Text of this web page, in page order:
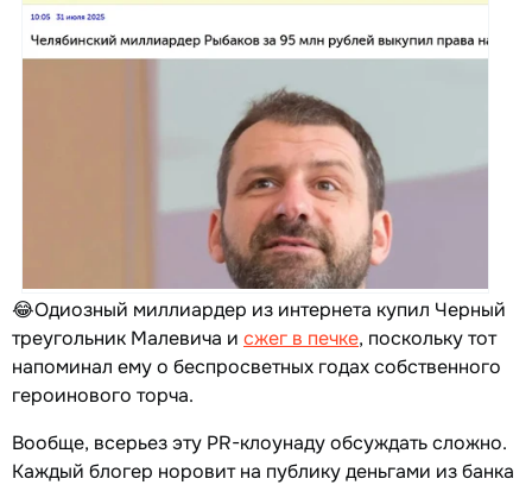
😂Одиозный миллиардер из интернета купил Черный
треугольник Малевича и сжег в печке, поскольку тот
напоминал ему о беспросветных годах собственного
героинового торча.
Вообще, всерьез эту PR-клоунаду обсуждать сложно.
Каждый блогер норовит на публику деньгами из банка